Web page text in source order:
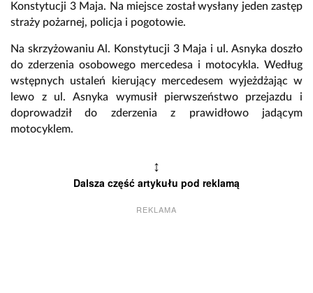
Konstytucji 3 Maja. Na miejsce został wysłany jeden zastęp
straży pożarnej, policja i pogotowie.
Na skrzyżowaniu Al. Konstytucji 3 Maja i ul. Asnyka doszło
do zderzenia osobowego mercedesa i motocykla. Według
wstępnych ustaleń kierujący mercedesem wyjeżdżając w
lewo z ul. Asnyka wymusił pierwszeństwo przejazdu i
doprowadził do zderzenia z prawidłowo jadącym
motocyklem.
↕
Dalsza część artykułu pod reklamą
REKLAMA